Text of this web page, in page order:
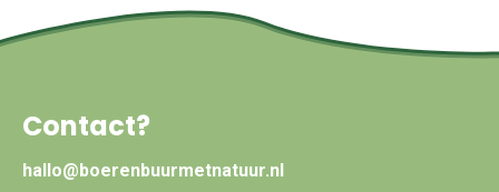
Contact?
hallo@boerenbuurmetnatuur.nl